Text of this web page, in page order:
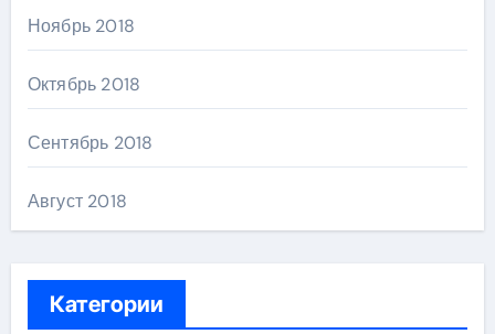
Ноябрь 2018
Октябрь 2018
Сентябрь 2018
Август 2018
Категории